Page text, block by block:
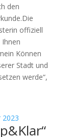
den
offiziell
Ihnen
Können
Stadt und
werde“,